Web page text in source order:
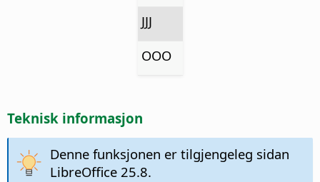
JJJ
OOO
Teknisk informasjon
Denne funksjonen er tilgjengeleg sidan
LibreOffice 25.8.